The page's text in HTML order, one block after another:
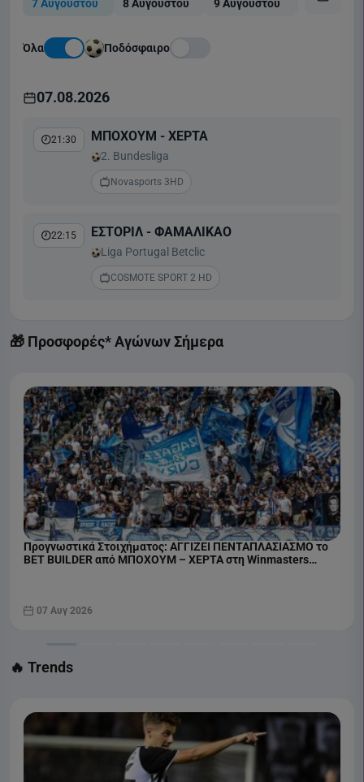
7 Αυγούστου 8 Αυγούστου 9 Αυγούστου 10
Όλα Ποδόσφαιρο
07.08.2026
21:30 ΜΠΟΧΟΥΜ - ΧΕΡΤΑ
2. Bundesliga
Novasports 3HD
22:15 ΕΣΤΟΡΙΛ - ΦΑΜΑΛΙΚΑΟ
Liga Portugal Betclic
COSMOTE SPORT 2 HD
🎁 Προσφορές* Αγώνων Σήμερα
Προγνωστικά Στοιχήματος: ΑΓΓΙΖΕΙ ΠΕΝΤΑΠΛΑΣΙΑΣΜΟ το
BET BUILDER από ΜΠΟΧΟΥΜ – ΧΕΡΤΑ στη Winmasters
07 Αυγ 2026
🔥 Trends